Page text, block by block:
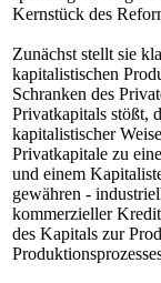
Kernstück des
Zunächst stellt sie
kapitalistischen
Schranken des
Privatkapitals stößt,
kapitalistischer
Privatkapitale zu
und einem
gewähren -
kommerzieller
des Kapitals zur